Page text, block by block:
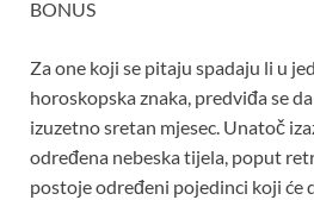
BONUS
Za one koji se pitaju spadaju li u
horoskopska znaka, predviđa se
izuzetno sretan mjesec. Unatoč
određena nebeska tijela, poput
postoje određeni pojedinci koji će